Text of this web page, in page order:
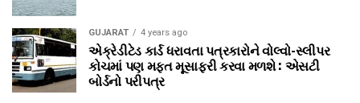
GUJARAT 4 years ago
એક્રેડીટેડ કાર્ડ ધરાવતા પત્રકારોને વોલ્‍વો-સ્‍લીપર
કોચમાં પણ મફત મૂસાફરી કરવા મળશે : એસટી
બોર્ડનો પરીપત્ર